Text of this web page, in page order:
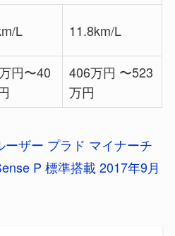
L 11.8km/L
円〜40
406万円 〜523
万円
ーザー プラド マイナーチ
P 標準搭載 2017年9月